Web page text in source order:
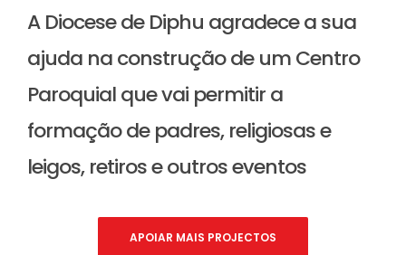
A Diocese de Diphu agradece a sua
ajuda na construção de um Centro
Paroquial que vai permitir a
formação de padres, religiosas e
leigos, retiros e outros eventos
APOIAR MAIS PROJECTOS